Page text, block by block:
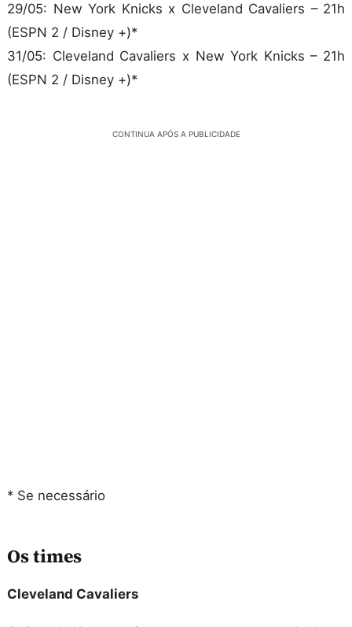
29/05: New York Knicks x Cleveland Cavaliers – 21h
(ESPN 2 / Disney +)*
31/05: Cleveland Cavaliers x New York Knicks – 21h
(ESPN 2 / Disney +)*
CONTINUA APÓS A PUBLICIDADE
* Se necessário
Os times
Cleveland Cavaliers